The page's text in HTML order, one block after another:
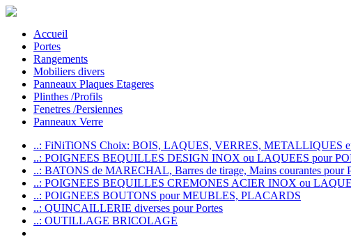
Accueil
Portes
Rangements
Mobiliers divers
Panneaux Plaques Etageres
Plinthes /Profils
Fenetres /Persiennes
Panneaux Verre
..: FiNiTiONS Choix: BOIS, LAQUES, VERRES, METALLIQUES
..: POIGNEES BEQUILLES DESIGN INOX ou LAQUEES pour
..: BATONS de MARECHAL, Barres de tirage, Mains courantes pour
..: POIGNEES BEQUILLES CREMONES ACIER INOX ou
..: POIGNEES BOUTONS pour MEUBLES, PLACARDS
..: QUINCAILLERIE diverses pour Portes
..: OUTILLAGE BRICOLAGE